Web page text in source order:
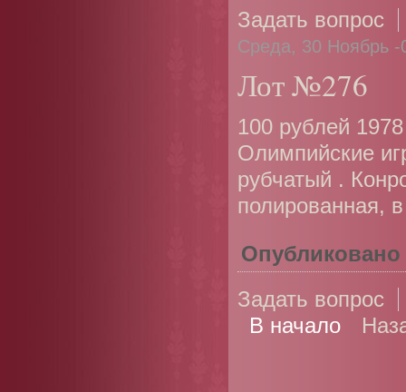
Задать вопрос
Среда, 30 Ноябрь -
Лот №276
100 рублей
Олимпийские
рубчатый .
полированная,
Опубликовано
Задать вопрос
В начало